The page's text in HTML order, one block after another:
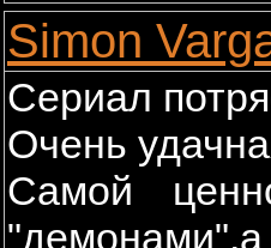
Simon
Cериал
Очень
Самой